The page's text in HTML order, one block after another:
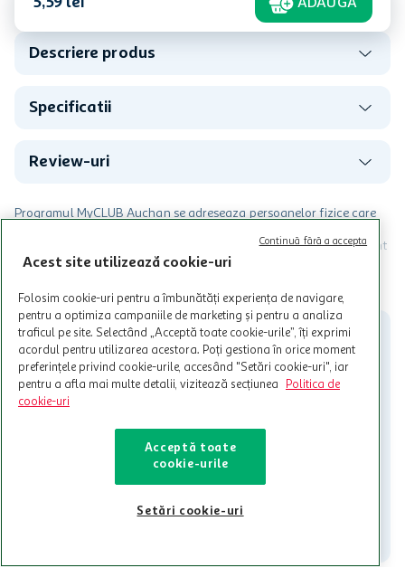
5,59 lei ADAUGA
Descriere produs
Specificatii
Review-uri
Programul MyCLUB Auchan se adreseaza persoanelor fizice care
Termenele și Condițiile Programului. Ofertele MyCLUB Auchan sunt
valabile in limita stocurilor disponibile. Beneficiile se acorda in
Cardul poate fi utilizat doar in legatura cu magazinele Auchan
participante și pentru acțiuni promotionale indicate de Auchan si
nu poate fi utilizat in legatura cu alti comercianți sau pentru alte
activitati in afara celor mentionate in Termene si Conditii. Auchan
nu raspunde pentru imposibilitatea utilizarii Cardului in perioada in
care aceste este suspendat sau in perioada in care sunt efectuate
intretineri sau reparatii tehnice la sistemul de utilizarea al Cardului.
Contacteaza-ne!
Iti stam mereu la dispozitie.
021-9141 contact@auchan.ro
Acest site utilizează cookie-uri
Folosim cookie-uri pentru a îmbunătăți experiența de navigare,
pentru a optimiza campaniile de marketing și pentru a analiza
traficul pe site. Selectând „Acceptă toate cookie-urile”, îți exprimi
acordul pentru utilizarea acestora. Poți gestiona în orice moment
preferințele privind cookie-urile, accesând "Setări cookie-uri", iar
pentru a afla mai multe detalii, vizitează secțiunea
Politica de
cookie-uri
Acceptă toate
cookie-urile
Setări cookie-uri
Continuă fără a accepta